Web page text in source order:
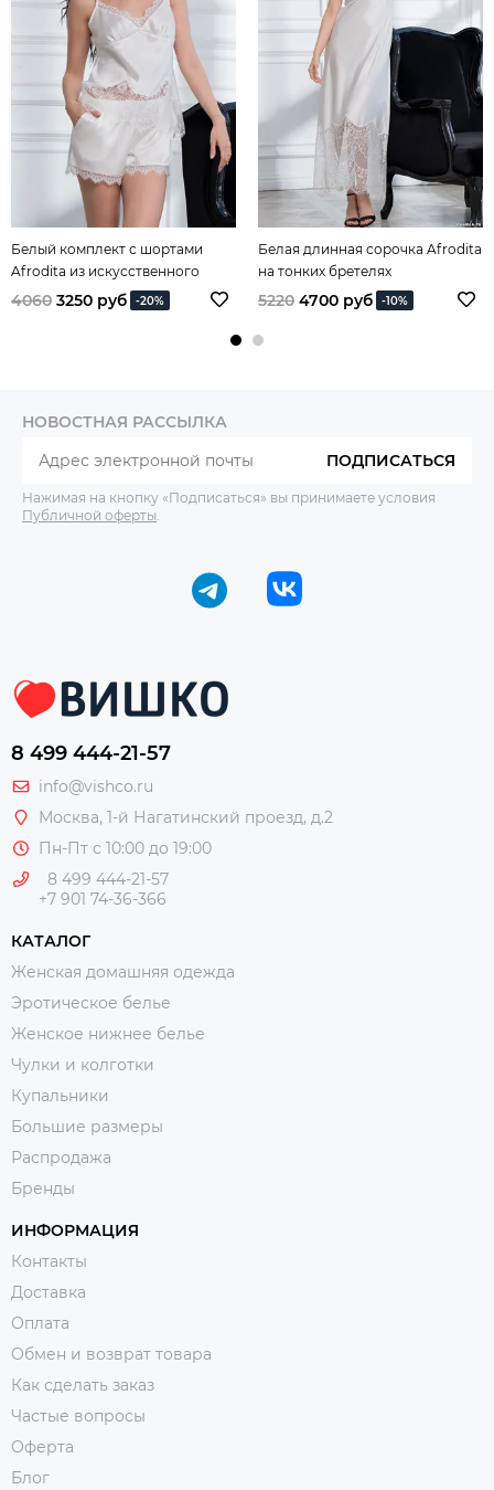
Белый комплект с шортами
Afrodita из искусственного
шелка
4060 3250 руб -20%
Белая длинная сорочка Afrodita
на тонких бретелях
5220 4700 руб -10%
НОВОСТНАЯ РАССЫЛКА
ПОДПИСАТЬСЯ
Нажимая на кнопку «Подписаться» вы принимаете условия
Публичной оферты
8 499 444-21-57
info@vishco.ru
Москва, 1-й Нагатинский проезд, д.2
Пн-Пт с 10:00 до 19:00
8 499 444-21-57
+7 901 74-36-366
КАТАЛОГ
Женская домашняя одежда
Эротическое белье
Женское нижнее белье
Чулки и колготки
Купальники
Большие размеры
Распродажа
Бренды
ИНФОРМАЦИЯ
Контакты
Доставка
Оплата
Обмен и возврат товара
Как сделать заказ
Частые вопросы
Оферта
Блог